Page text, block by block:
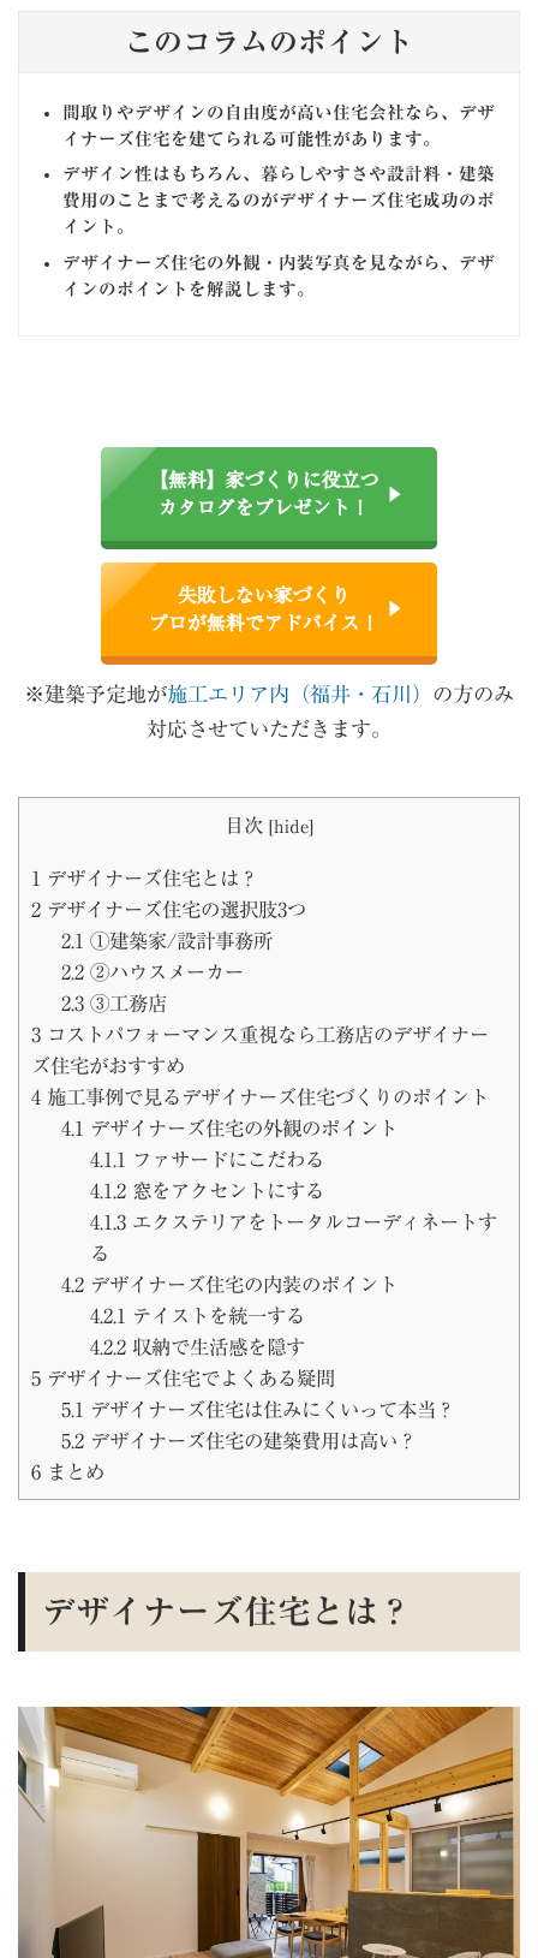
このコラムのポイント
間取りやデザインの自由度が高い住宅会社なら、デザ
イナーズ住宅を建てられる可能性があります。
デザイン性はもちろん、暮らしやすさや設計料・建築
費用のことまで考えるのがデザイナーズ住宅成功のポ
イント。
デザイナーズ住宅の外観・内装写真を見ながら、デザ
インのポイントを解説します。
【無料】家づくりに役立つ
カタログをプレゼント！
失敗しない家づくり
プロが無料でアドバイス！
※建築予定地が施工エリア内（福井・石川） の方のみ
対応させていただきます。
目次 [hide]
1
デザイナーズ住宅とは？
2 デザイナーズ住宅の選択肢3つ
2.1 ①建築家/設計事務所
2.2②ハウスメーカー
2.3③工務店
3 コストパフォーマンス重視なら工務店のデザイナー
ズ住宅がおすすめ
4 施工事例で見るデザイナーズ住宅づくりのポイント
4.1
デザイナーズ住宅の外観のポイント
4.1.1
ファサードにこだわる
4.1.2 窓をアクセントにする
4.1.3 エクステリアをトータルコーディネートす
る
4.2デザイナーズ住宅の内装のポイント
4.2.1
テイストを統一する
4.2.2 収納で生活感を隠す
5 デザイナーズ住宅でよくある疑問
5.1
デザイナーズ住宅は住みにくいって本当？
5.2デザイナーズ住宅の建築費用は高い？
6 まとめ
デザイナーズ住宅とは？